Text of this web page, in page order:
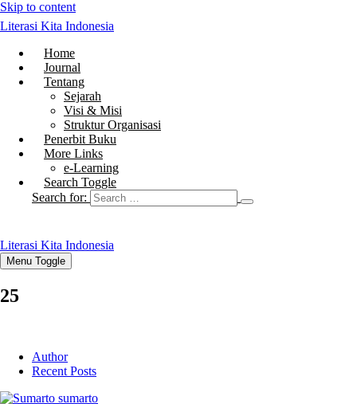
Skip to content
Literasi Kita Indonesia
Home
Journal
Tentang
Sejarah
Visi & Misi
Struktur Organisasi
Penerbit Buku
More Links
e-Learning
Search Toggle
Search for:
Literasi Kita Indonesia
Menu Toggle
25
Author
Recent Posts